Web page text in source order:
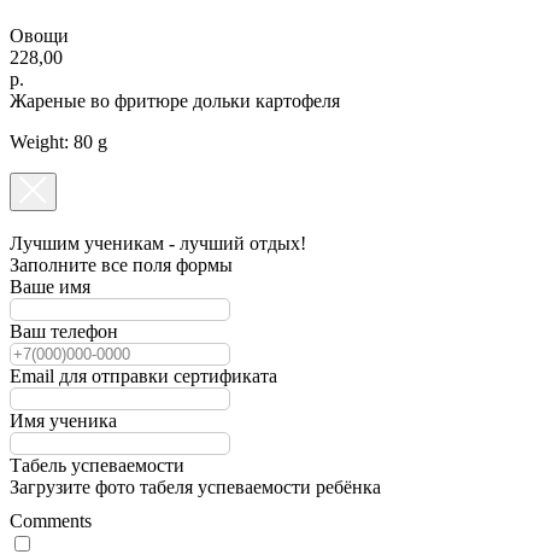
Овощи
228,00
р.
Жареные во фритюре дольки картофеля
Weight: 80 g
Лучшим ученикам - лучший отдых!
Заполните все поля формы
Ваше имя
Ваш телефон
Email для отправки сертификата
Имя ученика
Табель успеваемости
Загрузите фото табеля успеваемости ребёнка
Comments